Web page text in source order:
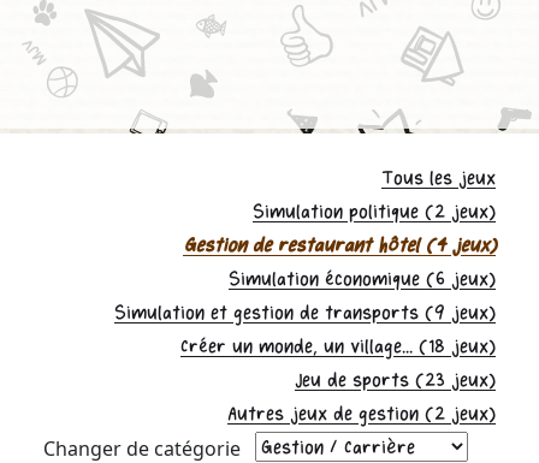
Tous les jeux
Simulation politique (2 jeux)
Gestion de restaurant hôtel (4 jeux)
Simulation économique (6 jeux)
Simulation et gestion de transports (9 jeux)
Créer un monde, un village... (18 jeux)
Jeu de sports (23 jeux)
Autres jeux de gestion (2 jeux)
Changer de catégorie